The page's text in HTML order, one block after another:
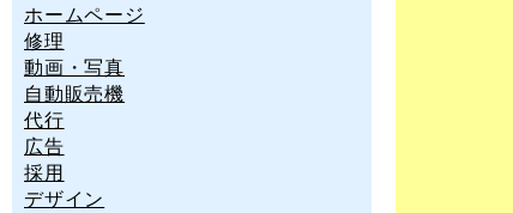
ホームページ
修理
動画・写真
自動販売機
代行
広告
採用
デザイン